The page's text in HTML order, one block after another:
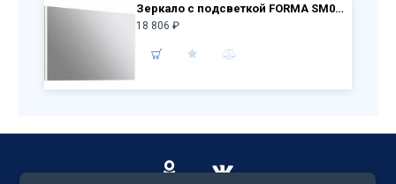
Зеркало с подсветкой FORMA SM0210 100х70
18 806 ₽